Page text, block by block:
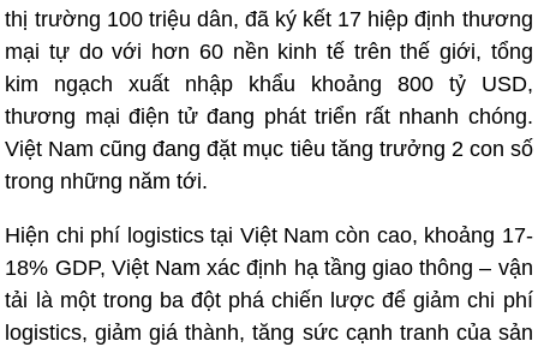
thị trường 100 triệu dân, đã ký kết 17 hiệp định thương
mại tự do với hơn 60 nền kinh tế trên thế giới, tổng
kim ngạch xuất nhập khẩu khoảng 800 tỷ USD,
thương mại điện tử đang phát triển rất nhanh chóng.
Việt Nam cũng đang đặt mục tiêu tăng trưởng 2 con số
trong những năm tới.
Hiện chi phí logistics tại Việt Nam còn cao, khoảng 17-
18% GDP, Việt Nam xác định hạ tầng giao thông – vận
tải là một trong ba đột phá chiến lược để giảm chi phí
logistics, giảm giá thành, tăng sức cạnh tranh của sản